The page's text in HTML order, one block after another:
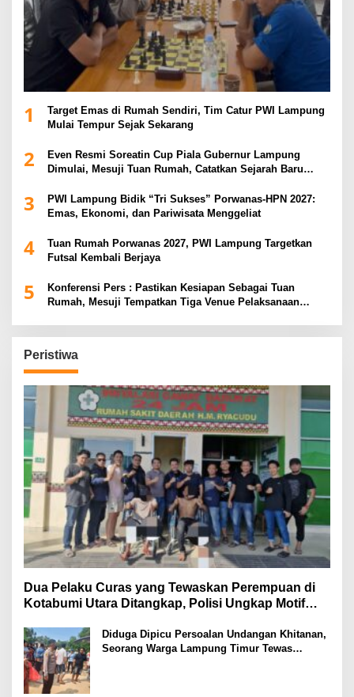
1
Target Emas di Rumah Sendiri, Tim Catur PWI Lampung
Mulai Tempur Sejak Sekarang
2
Even Resmi Soreatin Cup Piala Gubernur Lampung
Dimulai, Mesuji Tuan Rumah, Catatkan Sejarah Baru
3
PWI Lampung Bidik “Tri Sukses” Porwanas-HPN 2027:
Emas, Ekonomi, dan Pariwisata Menggeliat
4
Tuan Rumah Porwanas 2027, PWI Lampung Targetkan
Futsal Kembali Berjaya
5
Konferensi Pers : Pastikan Kesiapan Sebagai Tuan
Rumah, Mesuji Tempatkan Tiga Venue Pelaksanaan
Peristiwa
Dua Pelaku Curas yang Tewaskan Perempuan di
Kotabumi Utara Ditangkap, Polisi Ungkap Motif
Diduga Dipicu Persoalan Undangan Khitanan,
Seorang Warga Lampung Timur Tewas